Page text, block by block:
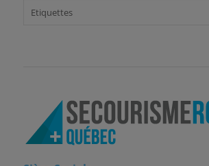
Etiquettes